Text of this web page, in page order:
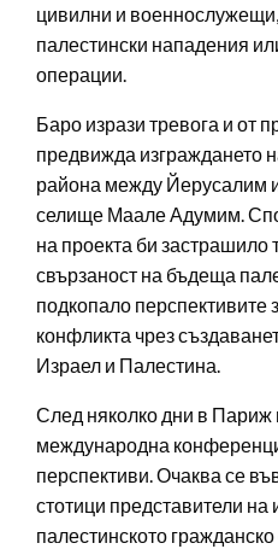
цивилни и
палестински нападения
операции.
Баро изрази тревога и от
предвижда изграждането
района между Йерусалим
селище Маале Адумим.
на проекта би застрашило
свързаност на бъдеща
подкопало перспективите
конфликта чрез
Израел и Палестина.
След няколко дни в Париж
международна
перспективи. Очаква се
стотици представители на
палестинското